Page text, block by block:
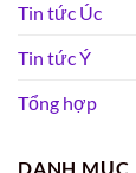
Tin tức Úc
Tin tức Ý
Tổng hợp
DANH MỤC